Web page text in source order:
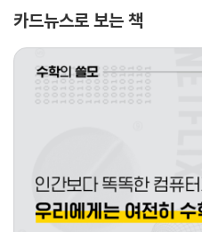
카드뉴스로 보는 책